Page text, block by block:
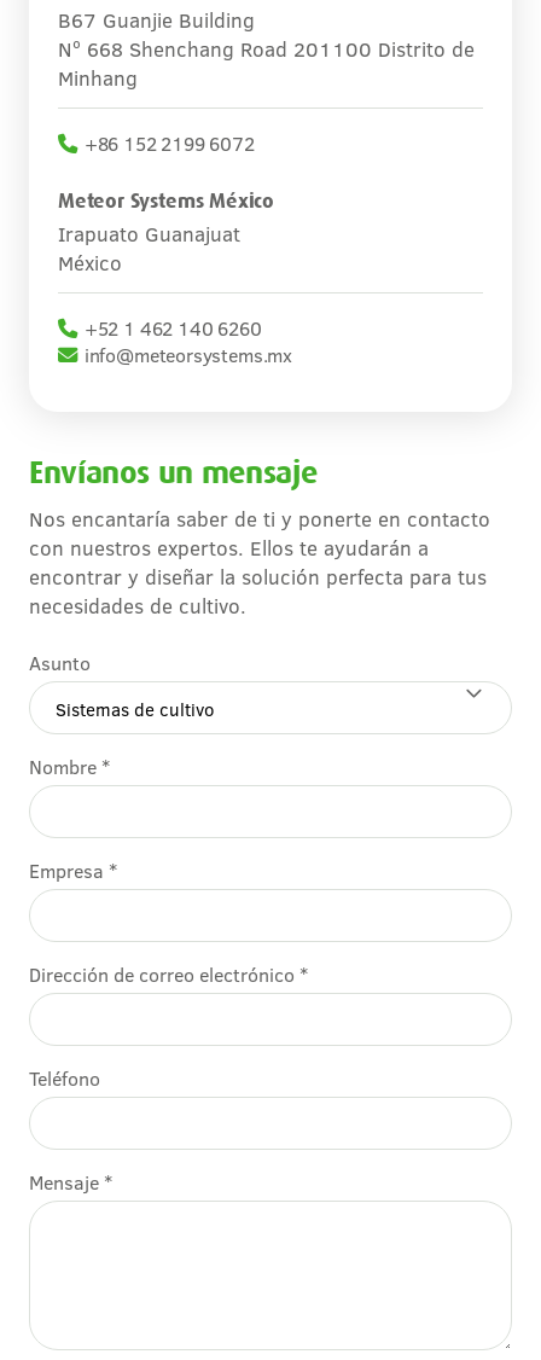
B67 Guanjie Building
Nº 668 Shenchang Road 201100 Distrito de
Minhang
+86 152 2199 6072
Meteor Systems México
Irapuato Guanajuat
México
+52 1 462 140 6260
info@meteorsystems.mx
Envíanos un mensaje
Nos encantaría saber de ti y ponerte en contacto
con nuestros expertos. Ellos te ayudarán a
encontrar y diseñar la solución perfecta para tus
necesidades de cultivo.
Asunto
Nombre *
Empresa *
Dirección de correo electrónico *
Teléfono
Mensaje *